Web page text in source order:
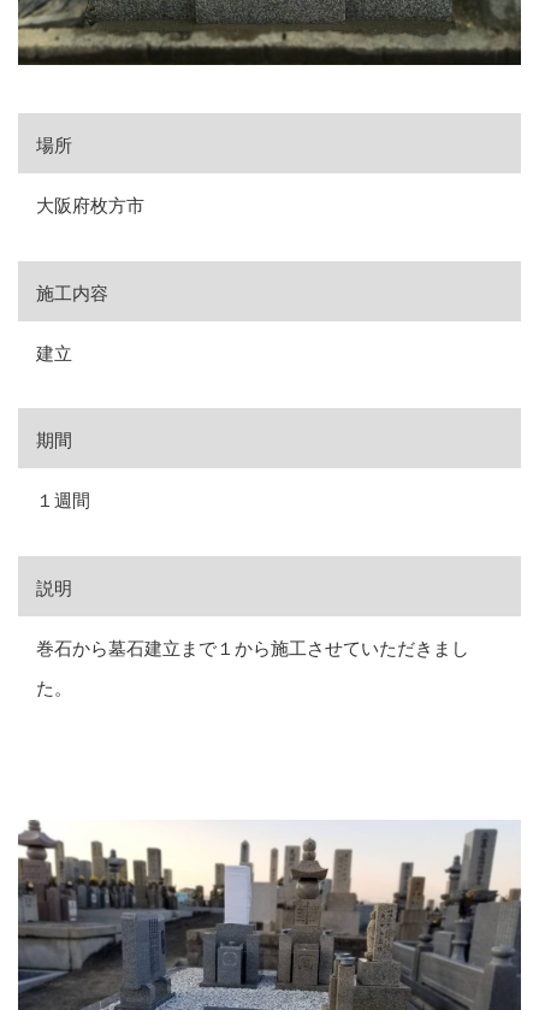
場所
大阪府枚方市
施工内容
建立
期間
１週間
説明
巻石から墓石建立まで１から施工させていただきまし
た。